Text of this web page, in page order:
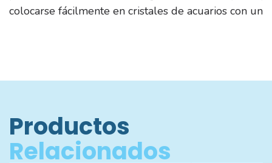
colocarse fácilmente en cristales de acuarios con un
Productos
Relacionados